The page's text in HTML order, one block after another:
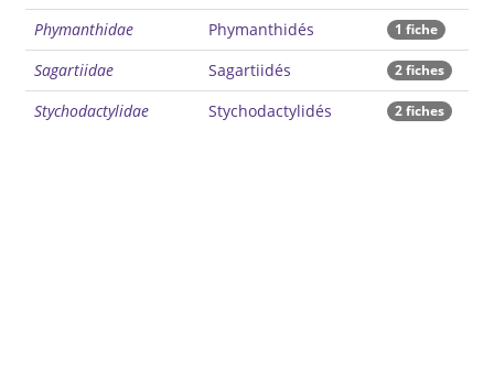
Phymanthidae Phymanthidés 1 fiche
Sagartiidae Sagartiidés 2 fiches
Stychodactylidae Stychodactylidés 2 fiches